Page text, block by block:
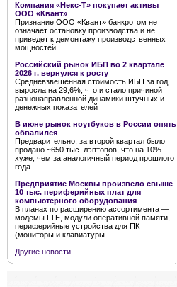
Компания «Некс-Т» покупает активы
ООО «Квант»
Признание ООО «Квант» банкротом не
означает остановку производства и не
приведет к демонтажу производственных
мощностей
Российский рынок ИБП во 2 квартале
2026 г. вернулся к росту
Средневзвешенная стоимость ИБП за год
выросла на 29,6%, что и стало причиной
разнонаправленной динамики штучных и
денежных показателей
В июне рынок ноутбуков в России опять
обвалился
Предварительно, за второй квартал было
продано ~650 тыс. лэптопов, что на 10%
хуже, чем за аналогичный период прошлого
года
Предприятие Москвы произвело свыше
10 тыс. периферийных плат для
компьютерного оборудования
В планах по расширению ассортимента —
модемы LTE, модули оперативной памяти,
периферийные устройства для ПК
(мониторы и клавиатуры
Другие новости